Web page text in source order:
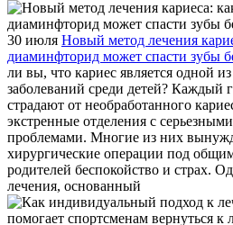
30 июля Новый метод лечения
диаминфторид может спасти зубы
ли вы, что кариес является одной
заболеваний среди детей?
страдают от необработанного
экстренные отделения с
проблемами. Многие из них
хирургические операции под
родителей беспокойство и страх.
лечения, основанный